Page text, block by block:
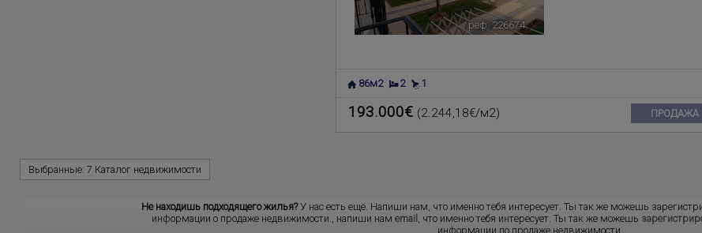
реф. 226674 🔗
86м2 2 1
193.000€ (2.244,18€/м2) ПРОДАЖА
Выбранные: 7 Каталог недвижимости
Не находишь подходящего жилья?У нас есть ещё. Напиши нам, что именно тебя интересует. Ты так же можешь
информации о продаже недвижимости., напиши нам email , что именно тебя интересует. Ты так же можешь
информации по продаже недвижимости.